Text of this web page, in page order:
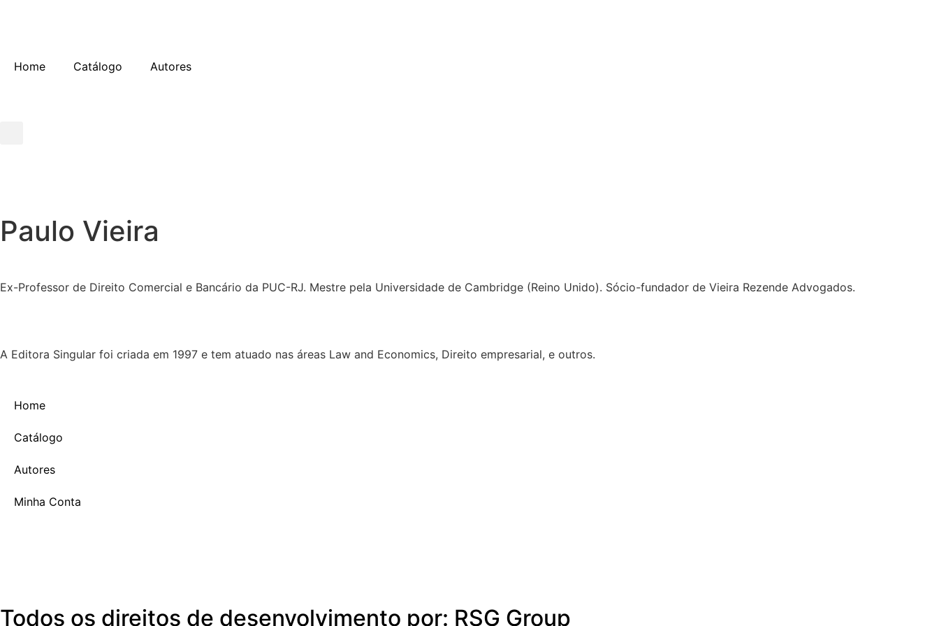
Home Catálogo Autores
Paulo Vieira
Ex-Professor de Direito Comercial e Bancário da PUC-RJ. Mestre pela Universidade de Cambridge (Reino Unido). Sócio-fundador de Vieira Rezende Advogados.
A Editora Singular foi criada em 1997 e tem atuado nas áreas Law and Economics, Direito empresarial, e outros.
Home
Catálogo
Autores
Minha Conta
Todos os direitos de desenvolvimento por: RSG Group